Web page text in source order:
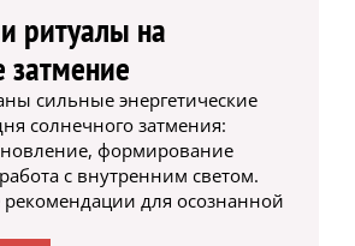
ритуалы на
затмение
сильные энергетические
солнечного затмения:
формирование
с внутренним светом.
рекомендации для осознанной